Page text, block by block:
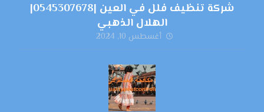
شركة تنظيف فلل في العين |0545307678|
الهلال الذهبي
أغسطس 10, 2024